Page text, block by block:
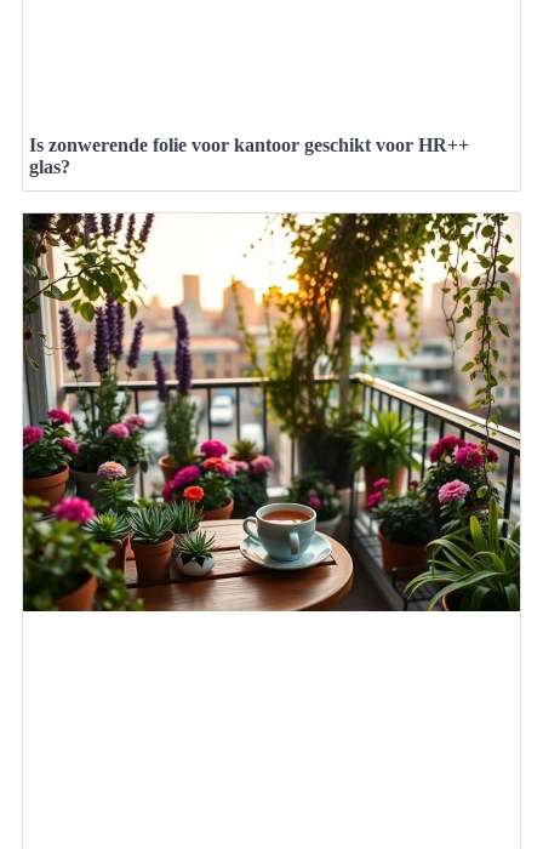
Is zonwerende folie voor kantoor geschikt voor HR++
glas?